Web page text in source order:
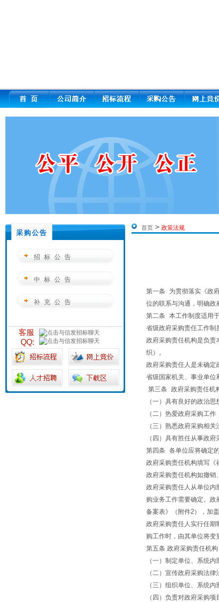
采购公告
招标公告
中标公告
补充公告
客服
QQ:
首页 > 政策法规
第一条 为贯彻落实《政
位的联系与沟通，明确政
第二条 本工作制度适用
省级政府采购责任工作制
政府采购责任机构是负责
织）。
政府采购责任人是未确定
省级国家机关、事业单位
第三条 政府采购责任机
（一）具有良好的政治
（二）热爱政府采购工
（三）熟悉政府采购相
（四）具有胜任从事政
第四条 各单位应将确定
政府采购责任机构填写《
政府采购责任机构如撤销
政府采购责任人从单位内
购业务工作需要确定。
备案表》（附件2），加
政府采购责任人实行任期
购工作时，由其单位将
第五条 政府采购责任机
（一）制定单位、系统
（二）宣传政府采购法
（三）组织单位、系统
（四）负责对政府采购